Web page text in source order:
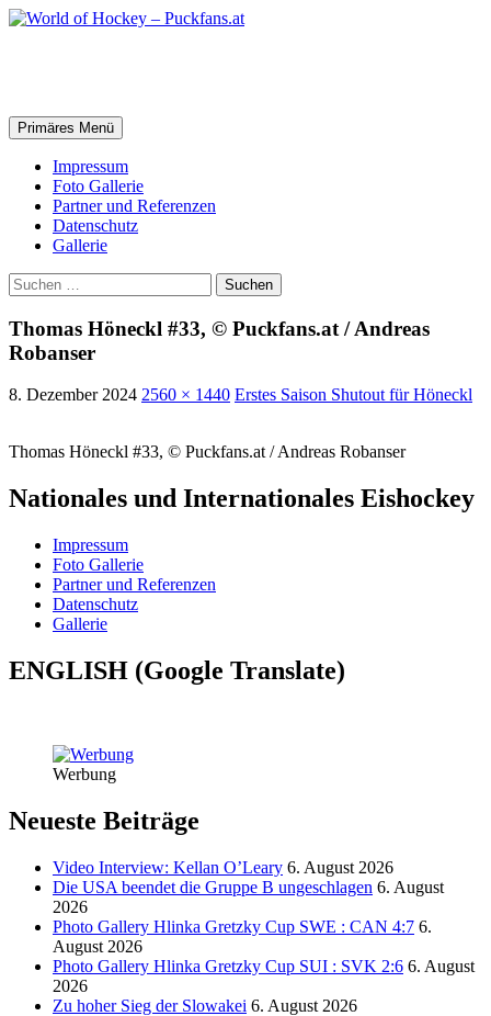
Zum
Suchen
Primäres Menü
Impressum
Foto Gallerie
Partner und Referenzen
Datenschutz
Gallerie
Suchen
nach:
Thomas Höneckl #33, © Puckfans.at / Andreas
Robanser
8. Dezember 2024 2560 × 1440 Erstes Saison Shutout für Höneckl
Thomas Höneckl #33, © Puckfans.at / Andreas Robanser
Nationales und Internationales Eishockey
Impressum
Foto Gallerie
Partner und Referenzen
Datenschutz
Gallerie
ENGLISH (Google Translate)
Werbung
Neueste Beiträge
Video Interview: Kellan O’Leary 6. August 2026
Die USA beendet die Gruppe B ungeschlagen 6. August
2026
Photo Gallery Hlinka Gretzky Cup SWE : CAN 4:7 6.
August 2026
Photo Gallery Hlinka Gretzky Cup SUI : SVK 2:6 6. August
2026
Zu hoher Sieg der Slowakei 6. August 2026